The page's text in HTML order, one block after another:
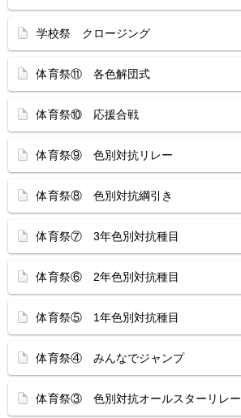
学校祭 クロージング
体育祭⑪ 各色解団式
体育祭⑩ 応援合戦
体育祭⑨ 色別対抗リレー
体育祭⑧ 色別対抗綱引き
体育祭⑦ 3年色別対抗種目
体育祭⑥ 2年色別対抗種目
体育祭⑤ 1年色別対抗種目
体育祭④ みんなでジャンプ
体育祭③ 色別対抗オールスターリレー